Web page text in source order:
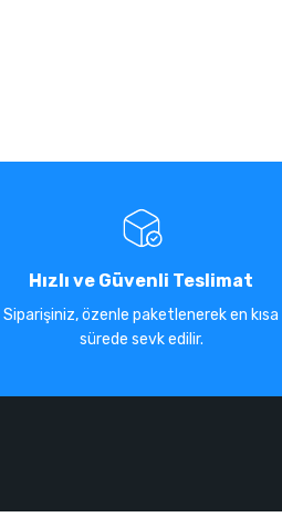
Hızlı ve Güvenli Teslimat
Siparişiniz, özenle paketlenerek en kısa
sürede sevk edilir.